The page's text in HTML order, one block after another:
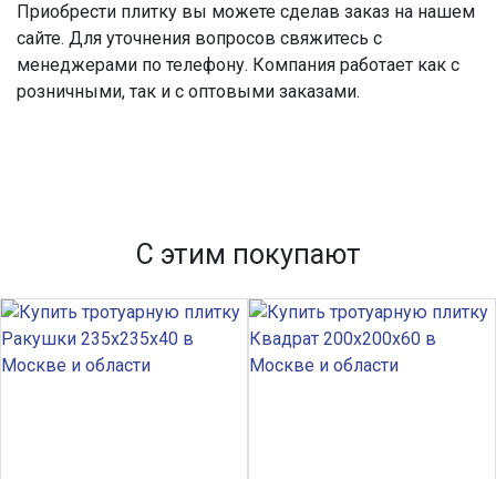
Приобрести плитку вы можете сделав заказ на нашем
сайте. Для уточнения вопросов свяжитесь с
менеджерами по телефону. Компания работает как с
розничными, так и с оптовыми заказами.
С этим покупают